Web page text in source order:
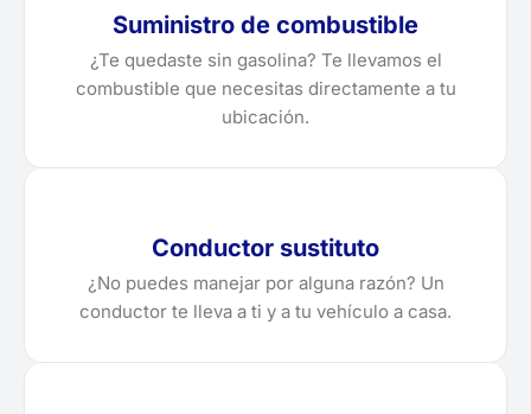
Suministro de combustible
¿Te quedaste sin gasolina? Te llevamos el
combustible que necesitas directamente a tu
ubicación.
Conductor sustituto
¿No puedes manejar por alguna razón? Un
conductor te lleva a ti y a tu vehículo a casa.